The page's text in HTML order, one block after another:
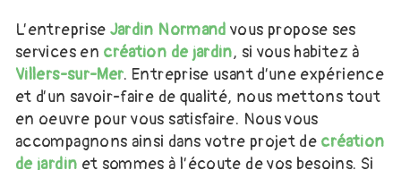
L’entreprise Jardin Normand vous propose ses
services en création de jardin, si vous habitez à
Villers-sur-Mer. Entreprise usant d’une expérience
et d’un savoir-faire de qualité, nous mettons tout
en oeuvre pour vous satisfaire. Nous vous
accompagnons ainsi dans votre projet de création
de jardin et sommes à l’écoute de vos besoins. Si